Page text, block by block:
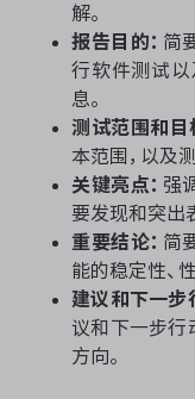
解。
报告目的： 简
行软件测试
息。
测试范围和目
本范围，以及
关键亮点： 强
要发现和突出
重要结论： 简
能的稳定性、
建议和下一步
议和下一步行
方向。